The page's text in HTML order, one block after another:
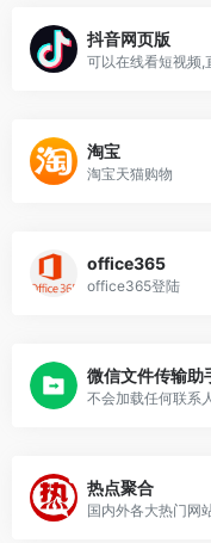
抖音网页版
淘宝
淘宝天猫购物
office365
office365登陆
微信文件传输助
不会加载任何联系
热点聚合
国内外各大热门网